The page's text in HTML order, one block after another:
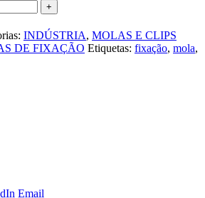
+
INDÚSTRIA, MOLAS E CLIPS
DE FIXAÇÃO Etiquetas: fixação, mola,
Email